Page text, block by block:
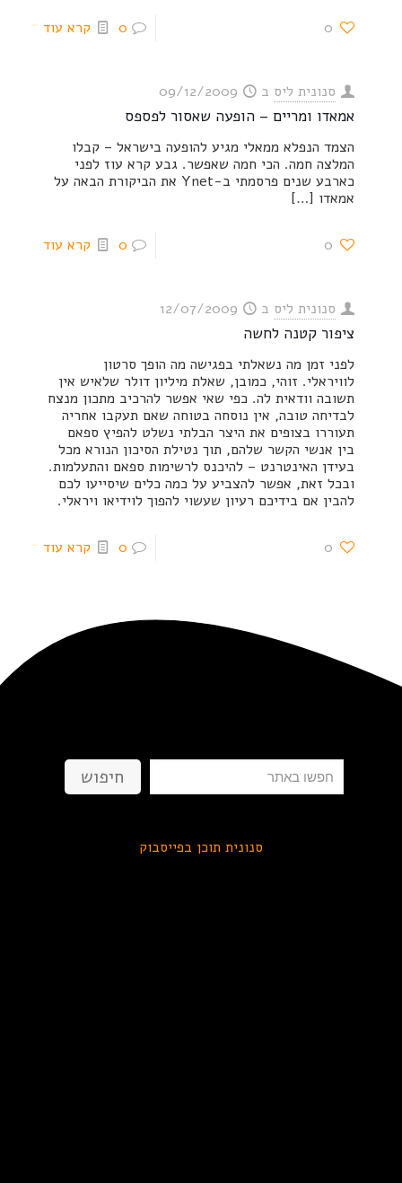
0
0 קרא עוד
סנונית ליס ב 09/12/2009
אמאדו ומריים – הופעה שאסור לפספס
הצמד הנפלא ממאלי מגיע להופעה בישראל – קבלו
המלצה חמה. הכי חמה שאפשר. גבע קרא עוז לפני
כארבע שנים פרסמתי ב-Ynet את הביקורת הבאה על
אמאדו […]
0
0 קרא עוד
סנונית ליס ב 12/07/2009
ציפור קטנה לחשה
לפני זמן מה נשאלתי בפגישה מה הופך סרטון
לוויראלי. זוהי, כמובן, שאלת מיליון דולר שלאיש אין
תשובה וודאית לה. כפי שאי אפשר להרכיב מתכון מנצח
לבדיחה טובה, אין נוסחה בטוחה שאם תעקבו אחריה
תעוררו בצופים את היצר הבלתי נשלט להפיץ ספאם
בין אנשי הקשר שלהם, תוך נטילת הסיכון הנורא מכל
בעידן האינטרנט – להיכנס לרשימות ספאם והתעלמות.
ובכל זאת, אפשר להצביע על כמה כלים שיסייעו לכם
להבין אם בידיכם רעיון שעשוי להפוך לוידיאו ויראלי.
0
0 קרא עוד
חיפוש חיפוש
סנונית תוכן בפייסבוק